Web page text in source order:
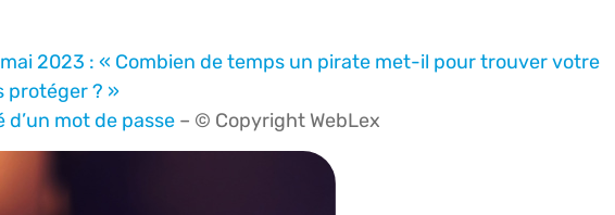
2023 : « Combien de temps un pirate met-il pour trouver votre
protéger ? »
d’un mot de passe – © Copyright WebLex